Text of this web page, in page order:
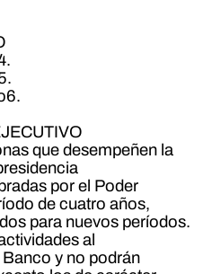
que desempeñen la
por el Poder
de cuatro años,
para nuevos períodos.
al
y no podrán